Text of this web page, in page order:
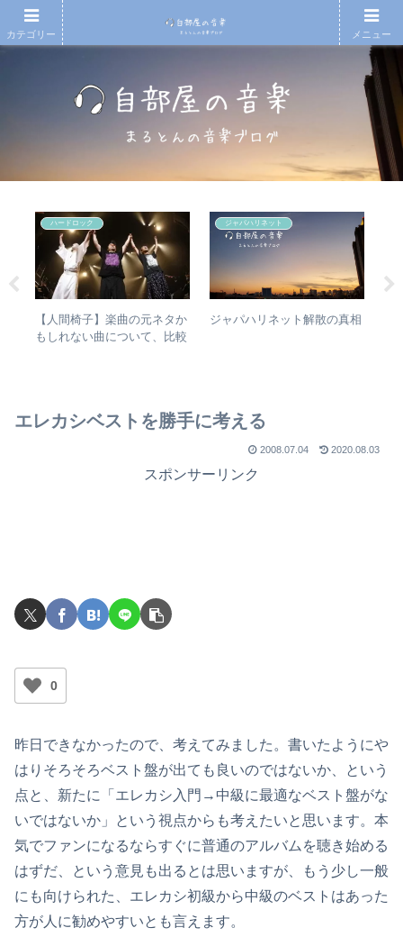
ハードロック
【人間椅子】楽曲の元ネタか
もしれない曲について、比較
ジャパハリネット
ジャパハリネット解散の真相
エレカシベストを勝手に考える
2008.07.04 2020.08.03
スポンサーリンク
0
昨日できなかったので、考えてみました。書いたようにや
はりそろそろベスト盤が出ても良いのではないか、という
点と、新たに「エレカシ入門→中級に最適なベスト盤がな
いではないか」という視点からも考えたいと思います。本
気でファンになるならすぐに普通のアルバムを聴き始める
はずだ、という意見も出るとは思いますが、もう少し一般
にも向けられた、エレカシ初級から中級のベストはあった
方が人に勧めやすいとも言えます。
カテゴリー メニュー